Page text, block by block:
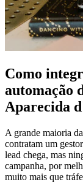
Como
automação
Aparecida
A grande maioria
contratam um
lead chega, mas
campanha, por
muito mais que